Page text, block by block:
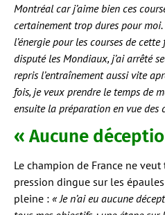
Montréal car j’aime bien ces
certainement trop dures pour
l’énergie pour les courses de cette
disputé les Mondiaux, j’ai arrêté
repris l’entraînement aussi vite
fois, je veux prendre le temps de
ensuite la préparation en vue des
« Aucune
Le champion de France ne
pression dingue sur les
pleine : « Je n’ai eu aucune